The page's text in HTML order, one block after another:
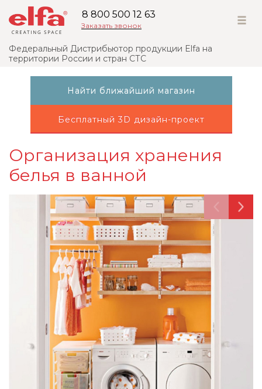
8 800 500 12 63
Заказать звонок
Федеральный Дистрибьютор продукции Elfa на
территории России и стран СТС
Найти ближайший магазин
Бесплатный 3D дизайн-проект
Организация хранения
белья в ванной